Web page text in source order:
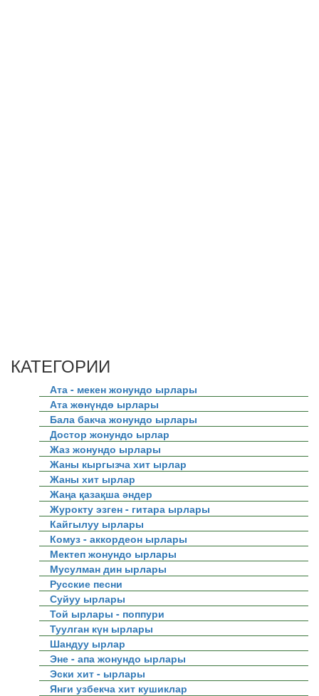
КАТЕГОРИИ
Ата - мекен жонундо ырлары
Ата жөнүндө ырлары
Бала бакча жонундо ырлары
Достор жонундо ырлар
Жаз жонундо ырлары
Жаны кыргызча хит ырлар
Жаны хит ырлар
Жаңа қазақша әндер
Журокту эзген - гитара ырлары
Кайгылуу ырлары
Комуз - аккордеон ырлары
Мектеп жонундо ырлары
Мусулман дин ырлары
Русские песни
Суйуу ырлары
Той ырлары - поппури
Туулган күн ырлары
Шандуу ырлар
Эне - апа жонундо ырлары
Эски хит - ырлары
Янги узбекча хит кушиклар